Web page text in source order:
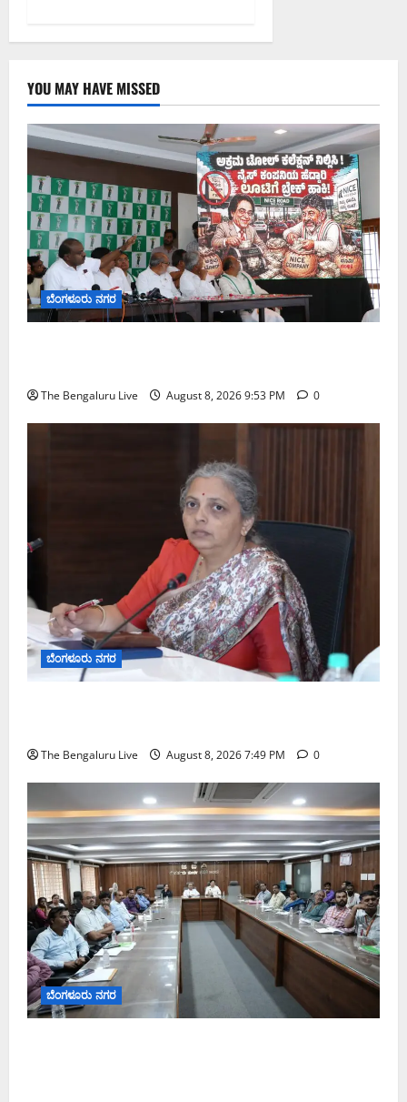
YOU MAY HAVE MISSED
ಬೆಂಗಳೂರು ನಗರ
The Bengaluru Live August 8, 2026 9:53 PM 0
ಬೆಂಗಳೂರು ನಗರ
The Bengaluru Live August 8, 2026 7:49 PM 0
ಬೆಂಗಳೂರು ನಗರ